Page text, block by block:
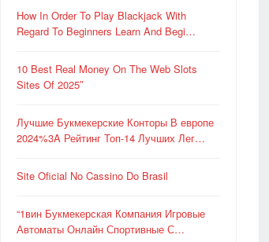
How In Order To Play Blackjack With
Regard To Beginners Learn And Begi…
10 Best Real Money On The Web Slots
Sites Of 2025″
Лучшие Букмекерские Конторы В европе
2024%3A Рейтинг Топ-14 Лучших Лег…
Site Oficial No Cassino Do Brasil
“1вин Букмекерская Компания Игровые
Автоматы Онлайн Спортивные С…